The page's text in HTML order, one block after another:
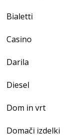
Bialetti
Casino
Darila
Diesel
Dom in vrt
Domači izdelki